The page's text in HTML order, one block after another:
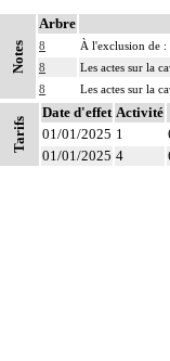
Notes
Arbre
8
À l'exclusion de :
8
Les actes sur la
8
Les actes sur la
Tarifs
Date d'effet Activité
01/01/2025 1
01/01/2025 4